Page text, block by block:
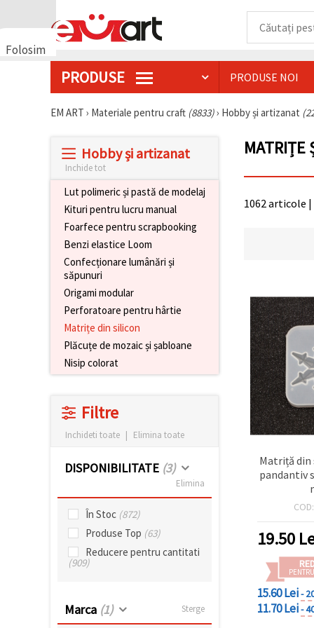
Folosim
funcționarea
dumneavoastră,
PRODUSE PRODUSE NOI
EM ART › Materiale pentru craft (8833)› Hobby și artizanat
Hobby și artizanat
Inchide tot
Lut polimeric și pastă de modelaj
Kituri pentru lucru manual
Foarfece pentru scrapbooking
Benzi elastice Loom
Confecționare lumânări și
săpunuri
Origami modular
Perforatoare pentru hârtie
Matrițe din silicon
Plăcuțe de mozaic și șabloane
Nisip colorat
Filtre
Inchideti toate | Elimina toate
DISPONIBILITATE (3)
Elimina
În Stoc (872)
Produse Top (63)
Reducere pentru cantitati
(909)
Marca (1) Sterge
MATRIȚE
1062 articole
Matriță
pandantiv
COD:
19.50
15.60 Lei-
11.70 Lei-